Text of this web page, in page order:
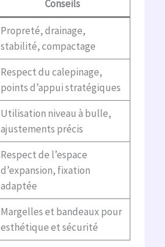
Conseils
Propreté, drainage,
stabilité, compactage
Respect du calepinage,
points d’appui stratégiques
Utilisation niveau à bulle,
ajustements précis
Respect de l’espace
d’expansion, fixation
adaptée
Margelles et bandeaux pour
esthétique et sécurité